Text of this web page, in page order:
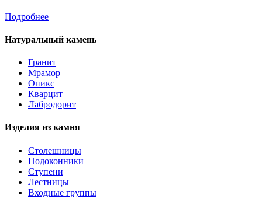
Подробнее
Натуральный камень
Гранит
Мрамор
Оникс
Кварцит
Лабродорит
Изделия из камня
Столешницы
Подоконники
Ступени
Лестницы
Входные группы